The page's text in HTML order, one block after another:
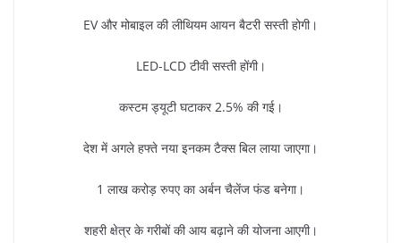
EV और मोबाइल की लीथियम आयन बैटरी सस्ती होगी।
LED-LCD टीवी सस्ती होंगी।
कस्टम ड्यूटी घटाकर 2.5% की गई।
देश में अगले हफ्ते नया इनकम टैक्स बिल लाया जाएगा।
1 लाख करोड़ रुपए का अर्बन चैलेंज फंड बनेगा।
शहरी क्षेत्र के गरीबों की आय बढ़ाने की योजना आएगी।